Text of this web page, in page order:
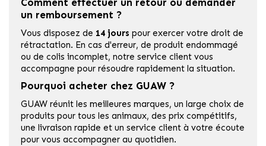
Comment effectuer un retour ou demander
un remboursement ?
Vous disposez de 14 jours pour exercer votre droit de
rétractation. En cas d'erreur, de produit endommagé
ou de colis incomplet, notre service client vous
accompagne pour résoudre rapidement la situation.
Pourquoi acheter chez GUAW ?
GUAW réunit les meilleures marques, un large choix de
produits pour tous les animaux, des prix compétitifs,
une livraison rapide et un service client à votre écoute
pour vous accompagner au quotidien.